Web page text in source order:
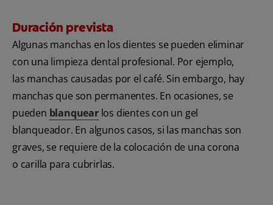
Duración prevista
Algunas manchas en los dientes se pueden eliminar
con una limpieza dental profesional. Por ejemplo,
las manchas causadas por el café. Sin embargo, hay
manchas que son permanentes. En ocasiones, se
pueden blanquearlos dientes con un gel
blanqueador. En algunos casos, si las manchas son
graves, se requiere de la colocación de una corona
o carilla para cubrirlas.